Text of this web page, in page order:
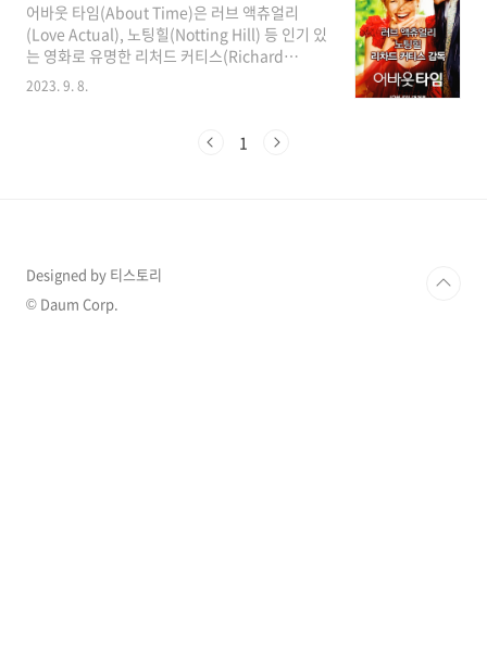
어바웃 타임(About Time)은 러브 액츄얼리
(Love Actual), 노팅힐(Notting Hill) 등 인기 있
는 영화로 유명한 리처드 커티스(Richard
Curtis)가 감독한 깨달음이 있는 로맨틱 코미디
소중한 영화입니다. 감동적인 스토리, 시간 여행
펼쳐지는 인생이야기입니다. 팀은 사회적으로 다
소 서툴지만 나름대로 사랑스러운 영국 청년입니
다. 그는 2..
2023. 9. 8.
1
Designed by 티스토리
© Daum Corp.